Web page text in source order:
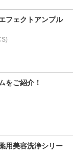
フェクトアンプル
をご紹介！
用美容洗浄シリー